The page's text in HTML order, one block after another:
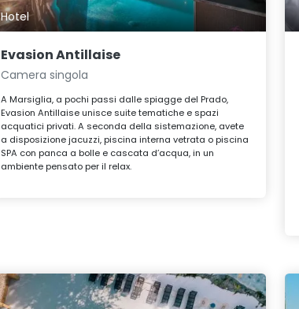
Hotel
Evasion Antillaise
Camera singola
A Marsiglia, a pochi passi dalle spiagge del Prado,
Evasion Antillaise unisce suite tematiche e spazi
acquatici privati. A seconda della sistemazione, avete
a disposizione jacuzzi, piscina interna vetrata o piscina
SPA con panca a bolle e cascata d’acqua, in un
ambiente pensato per il relax.